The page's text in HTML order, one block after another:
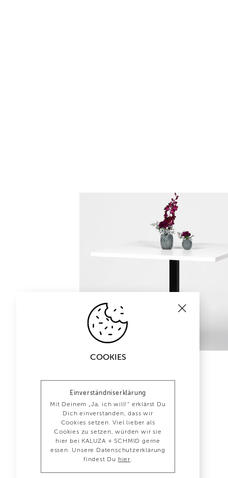
COOKIES
Einverständniserklärung
Mit Deinem „Ja, ich will!“ erklärst Du
Dich einverstanden, dass wir
Cookies setzen. Viel lieber als
Cookies zu setzen, würden wir sie
hier bei KALUZA + SCHMID gerne
essen. Unsere Datenschutzerklärung
findest Du hier.